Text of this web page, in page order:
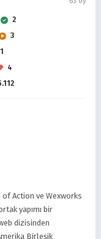
2
3
1
4
of Action ve Wexworks
yapımı bir
dizisinden
Birleşik